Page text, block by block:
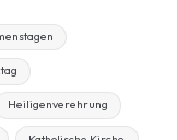
Heiligenverehrung